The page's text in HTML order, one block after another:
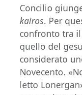
Concilio
kairos. Per
confronto tra il
quello del
considerato
Novecento.
letto